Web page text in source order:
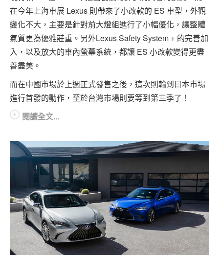
車型比拼
兩輪世界
在今年上海車展 Lexus 則帶來了小改款的 ES 車型，外觀
變化不大，主要是針對前大燈組進行了小幅優化，讓整體
氣質更為優雅莊重。另外Lexus Safety System + 的完善加
入，以及放大的車內螢幕系統，都讓 ES 小改款變得更盡
善盡美。
而在中國市場於上週正式發售之後，這次則輪到日本市場
進行首發的動作，至於台灣市場則要等到第三季了！
閱讀全文...